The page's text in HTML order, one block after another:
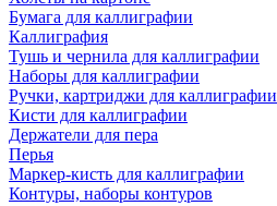
Бумага для каллиграфии
Каллиграфия
Тушь и чернила для каллиграфии
Наборы для каллиграфии
Ручки, картриджи для каллиграфии
Кисти для каллиграфии
Держатели для пера
Перья
Маркер-кисть для каллиграфии
Контуры, наборы контуров